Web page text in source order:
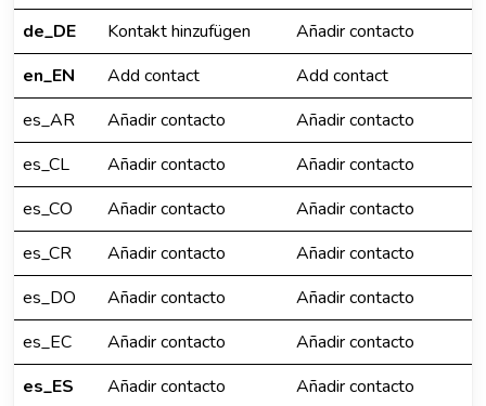
de_DE
Kontakt hinzufügen
Añadir contacto
en_EN
Add contact
Add contact
es_AR
Añadir contacto
Añadir contacto
es_CL
Añadir contacto
Añadir contacto
es_CO
Añadir contacto
Añadir contacto
es_CR
Añadir contacto
Añadir contacto
es_DO
Añadir contacto
Añadir contacto
es_EC
Añadir contacto
Añadir contacto
es_ES
Añadir contacto
Añadir contacto